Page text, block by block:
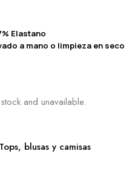
Elastano
a mano o limpieza en seco
and unavailable.
Tops, blusas y camisas